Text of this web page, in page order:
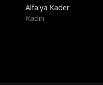
Alfa'ya Kader
Kadın